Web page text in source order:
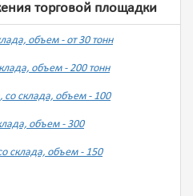
торговой площадки
объем - от 30 тонн
объем - 200 тонн
склада, объем - 100
объем - 300
склада, объем - 150